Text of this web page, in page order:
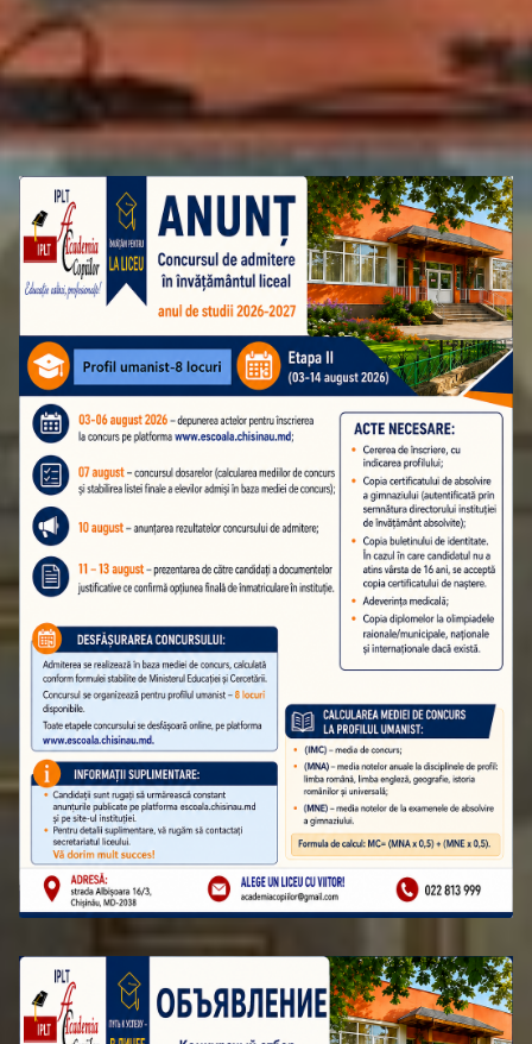
ATENȚIE! ADMITEREA ÎN CLASA A 10-A
ETAPA A II-A